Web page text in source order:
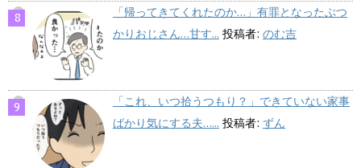
「帰ってきてくれたのか…」有罪となったぶつ
かりおじさん…甘す... 投稿者: のむ吉
「これ、いつ拾うつもり？」できていない家事
ばかり気にする夫…... 投稿者: ずん